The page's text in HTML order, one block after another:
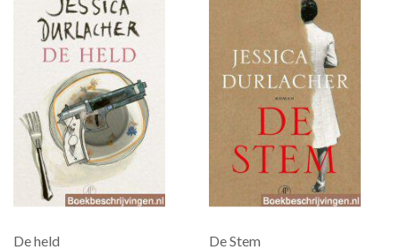
De held De Stem